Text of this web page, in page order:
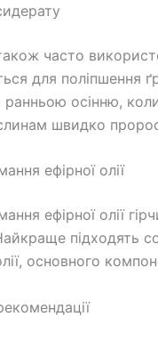
часто
для поліпшення
ранньою осінню,
швидко
ефірної олії
ефірної олії
підходять
основного